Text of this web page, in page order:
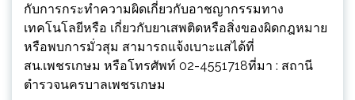
กับการกระทำความผิดเกี่ยวกับอาชญากรรมทาง
เทคโนโลยีหรือ เกี่ยวกับยาเสพติดหรือสิ่งของผิดกฎหมาย
หรือพบการมั่วสุม สามารถแจ้งเบาะแสได้ที่
สน.เพชรเกษม หรือโทรศัพท์ 02-4551718ที่มา : สถานี
ตำรวจนครบาลเพชรเกษม